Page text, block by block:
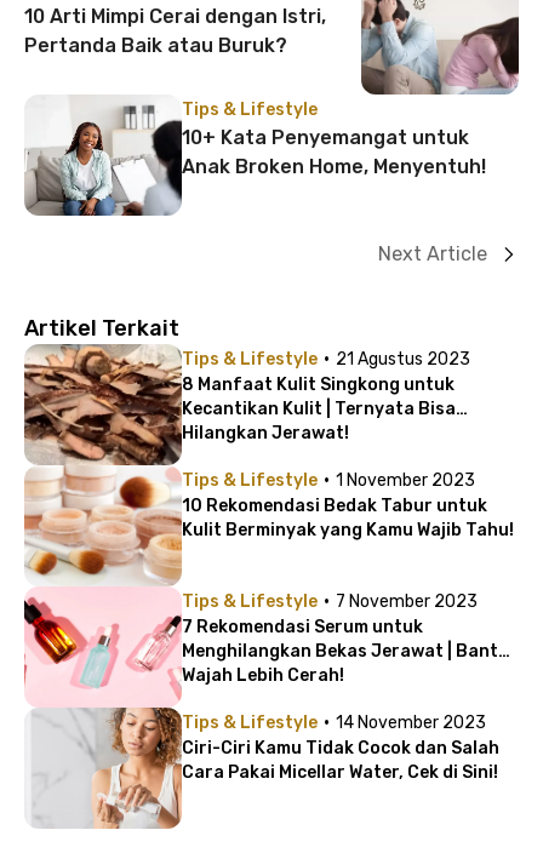
10 Arti Mimpi Cerai dengan Istri,
Pertanda Baik atau Buruk?
Tips & Lifestyle
10+ Kata Penyemangat untuk
Anak Broken Home, Menyentuh!
Next Article
Artikel Terkait
Tips & Lifestyle · 21 Agustus 2023
8 Manfaat Kulit Singkong untuk
Kecantikan Kulit | Ternyata Bisa
Hilangkan Jerawat!
Tips & Lifestyle · 1 November 2023
10 Rekomendasi Bedak Tabur untuk
Kulit Berminyak yang Kamu Wajib Tahu!
Tips & Lifestyle · 7 November 2023
7 Rekomendasi Serum untuk
Menghilangkan Bekas Jerawat | Bantu
Wajah Lebih Cerah!
Tips & Lifestyle · 14 November 2023
Ciri-Ciri Kamu Tidak Cocok dan Salah
Cara Pakai Micellar Water, Cek di Sini!